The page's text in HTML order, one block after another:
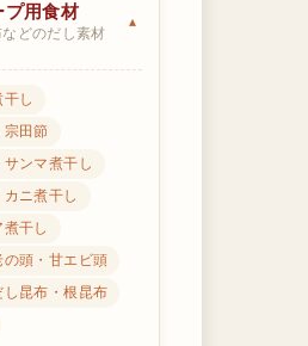
プ用食材
どのだし素材
し
宗田節
ンマ煮干し
カニ煮干し
煮干し
の頭・甘エビ頭
し昆布・根昆布